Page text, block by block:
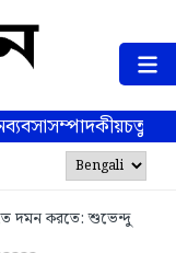
ব্যবসাসম্পাদকীয়
দমন করতে: শুভেন্দু